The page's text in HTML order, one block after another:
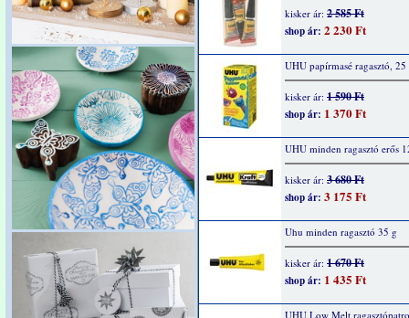
kisker ár: 2 585 Ft
shop ár: 2 230 Ft
UHU papírmasé ragasztó, 25
kisker ár: 1 590 Ft
shop ár: 1 370 Ft
UHU minden ragasztó erős
kisker ár: 3 680 Ft
shop ár: 3 175 Ft
Uhu minden ragasztó 35 g
kisker ár: 1 670 Ft
shop ár: 1 435 Ft
UHU Low Melt